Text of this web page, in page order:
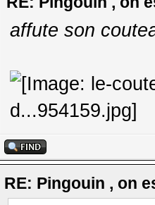
affute son
RE: Pingouin , on